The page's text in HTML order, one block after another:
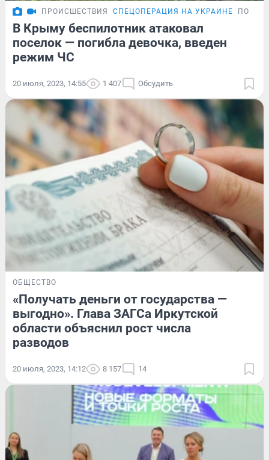
ПРОИСШЕСТВИЯ СПЕЦОПЕРАЦИЯ НА УКРАИНЕ
В Крыму беспилотник атаковал
поселок — погибла девочка, введен
режим ЧС
20 июля, 2023, 14:55 1 407 Обсудить
ОБЩЕСТВО
«Получать деньги от государства —
выгодно». Глава ЗАГСа Иркутской
области объяснил рост числа
разводов
20 июля, 2023, 14:12 8 157 14